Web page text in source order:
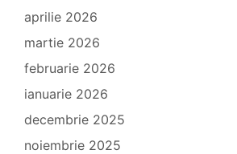
aprilie 2026
martie 2026
februarie 2026
ianuarie 2026
decembrie 2025
noiembrie 2025